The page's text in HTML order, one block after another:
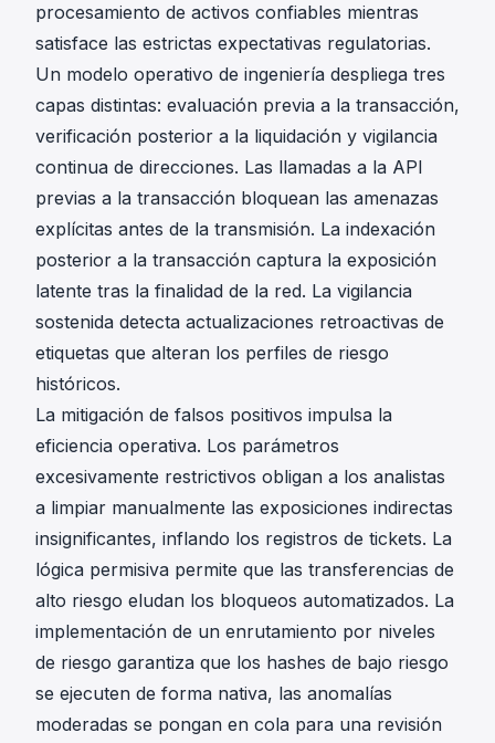
procesamiento de activos confiables mientras
satisface las estrictas expectativas regulatorias.
Un modelo operativo de ingeniería despliega tres
capas distintas: evaluación previa a la transacción,
verificación posterior a la liquidación y vigilancia
continua de direcciones. Las llamadas a la API
previas a la transacción bloquean las amenazas
explícitas antes de la transmisión. La indexación
posterior a la transacción captura la exposición
latente tras la finalidad de la red. La vigilancia
sostenida detecta actualizaciones retroactivas de
etiquetas que alteran los perfiles de riesgo
históricos.
La mitigación de falsos positivos impulsa la
eficiencia operativa. Los parámetros
excesivamente restrictivos obligan a los analistas
a limpiar manualmente las exposiciones indirectas
insignificantes, inflando los registros de tickets. La
lógica permisiva permite que las transferencias de
alto riesgo eludan los bloqueos automatizados. La
implementación de un enrutamiento por niveles
de riesgo garantiza que los hashes de bajo riesgo
se ejecuten de forma nativa, las anomalías
moderadas se pongan en cola para una revisión